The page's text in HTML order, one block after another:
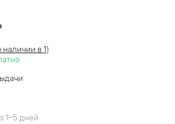
наличии в 1)
1-5 дней